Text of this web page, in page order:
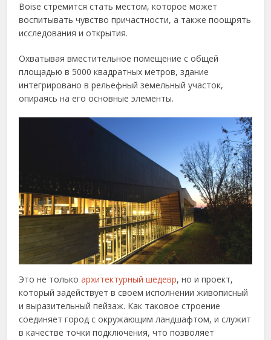
Boise стремится стать местом, которое может
воспитывать чувство причастности, а также поощрять
исследования и открытия.
Охватывая вместительное помещение с общей
площадью в 5000 квадратных метров, здание
интегрировано в рельефный земельный участок,
опираясь на его основные элементы.
Это не толькоархитектурный шедевр, но и проект,
который задействует в своем исполнении живописный
и выразительный пейзаж. Как таковое строение
соединяет город с окружающим ландшафтом, и служит
в качестве точки подключения, что позволяет